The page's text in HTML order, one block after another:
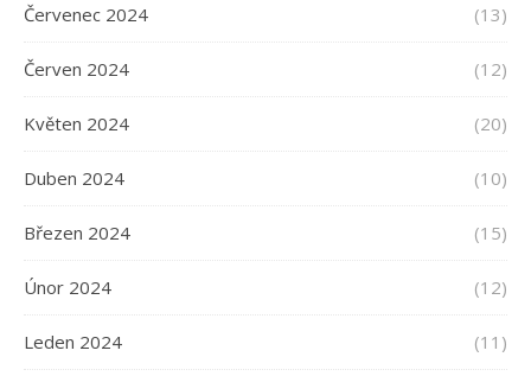
Červenec 2024 (13)
Červen 2024 (12)
Květen 2024 (20)
Duben 2024 (10)
Březen 2024 (15)
Únor 2024 (12)
Leden 2024 (11)